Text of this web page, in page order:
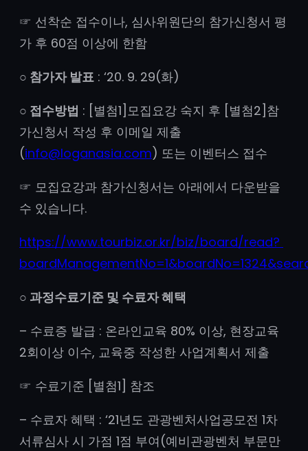
☞ 선착순 접수이나, 심사위원단의 참가신청서 평
가 후 60점 이상에 한함
○ 참가자 발표 : ‘20. 9. 29(화)
○ 접수방법 : [별첨1]모집요강 숙지 후 [별첨2]참
가신청서 작성 후 이메일 제출
(info@loganasia.com) 또는 이벤터스 접수
☞ 모집요강과 참가신청서는 아래에서 다운받을
수 있습니다.
https://www.tourbiz.or.kr/biz/board/read?
○ 과정수료기준 및 수료자 혜택
– 수료증 발급 : 온라인교육 80% 이상, 현장교육
2회이상 이수, 교육중 작성한 사업계획서 제출
☞ 수료기준 [별첨1] 참조
– 수료자 혜택 : ‘21년도 관광벤처사업공모전 1차
서류심사 시 가점 1점 부여(예비관광벤처 부문만